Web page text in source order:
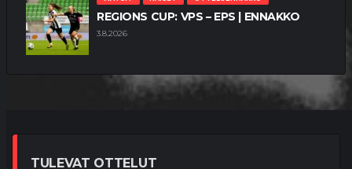
REGIONS CUP: VPS – EPS | ENNAKKO
3.8.2026
TULEVAT OTTELUT